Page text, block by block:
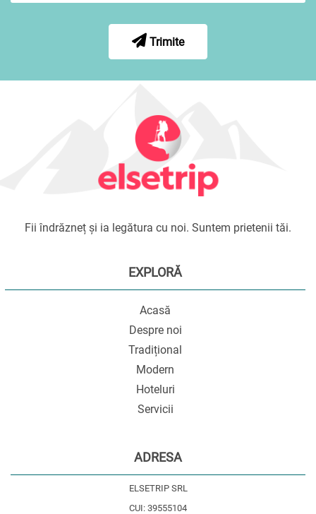
Trimite
Fii îndrăzneț și ia legătura cu noi. Suntem prietenii tăi.
EXPLORĂ
Acasă
Despre noi
Tradițional
Modern
Hoteluri
Servicii
ADRESA
ELSETRIP SRL
CUI: 39555104